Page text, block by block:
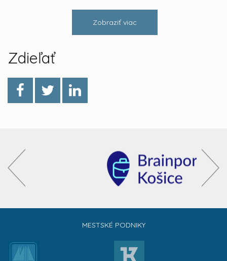
Zobraziť viac
Zdieľať
MESTSKÉ PODNIKY